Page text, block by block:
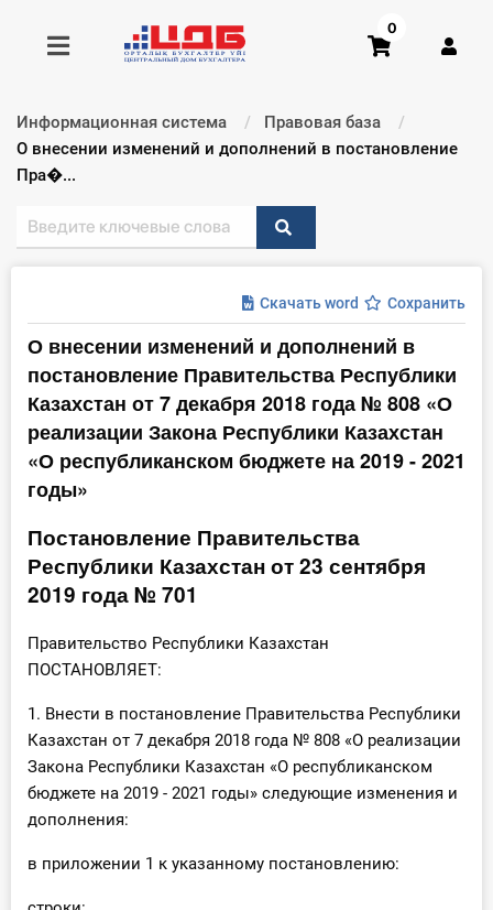
Получить консультацию
Главная ИС
Формы
Консультации
Правовая база
Библиотека бухгалтера
Вебинары
Справочник бухгалтера
Практика ИП
Кадры. Труд. Зарплата.
0
Информационная система
Правовая база
Текущий:
О внесении изменений и дополнений в постановление
Пра�...
Скачать word Сохранить
О внесении изменений и дополнений в
постановление Правительства Республики
Казахстан от 7 декабря 2018 года № 808 «О
реализации Закона Республики Казахстан
«О республиканском бюджете на 2019 - 2021
годы»
Постановление Правительства
Республики Казахстан от 23 сентября
2019 года № 701
Правительство Республики Казахстан
ПОСТАНОВЛЯЕТ:
1. Внести в постановление Правительства Республики
Казахстан от 7 декабря 2018 года № 808 «О реализации
Закона Республики Казахстан «О республиканском
бюджете на 2019 - 2021 годы» следующие изменения и
дополнения:
в приложении 1 к указанному постановлению: